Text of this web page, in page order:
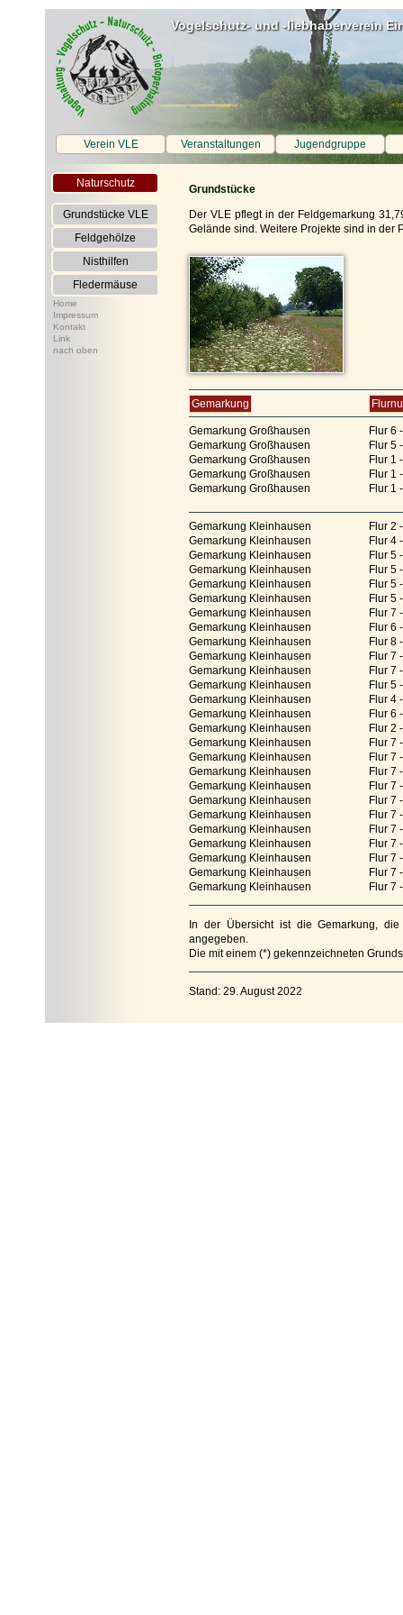
Vogelschutz- und -liebhaberverein
Verein VLE Veranstaltungen Jugendgruppe
Naturschutz
Grundstücke VLE
Feldgehölze
Nisthilfen
Fledermäuse
Home
Impressum
Kontakt
Link
nach oben
Grundstücke
Der VLE pflegt in der Feldgemarkung
Gelände sind. Weitere Projekte sind in der
Gemarkung
Gemarkung Großhausen
Gemarkung Großhausen
Gemarkung Großhausen
Gemarkung Großhausen
Gemarkung Großhausen
Flur 6
Flur 5
Flur 1
Flur 1
Flur 1
Gemarkung Kleinhausen
Gemarkung Kleinhausen
Gemarkung Kleinhausen
Gemarkung Kleinhausen
Gemarkung Kleinhausen
Gemarkung Kleinhausen
Gemarkung Kleinhausen
Gemarkung Kleinhausen
Gemarkung Kleinhausen
Gemarkung Kleinhausen
Gemarkung Kleinhausen
Gemarkung Kleinhausen
Gemarkung Kleinhausen
Gemarkung Kleinhausen
Gemarkung Kleinhausen
Gemarkung Kleinhausen
Gemarkung Kleinhausen
Gemarkung Kleinhausen
Gemarkung Kleinhausen
Gemarkung Kleinhausen
Gemarkung Kleinhausen
Gemarkung Kleinhausen
Gemarkung Kleinhausen
Gemarkung Kleinhausen
Gemarkung Kleinhausen
Gemarkung Kleinhausen
Flur 2
Flur 4
Flur 5
Flur 5
Flur 5
Flur 5
Flur 7
Flur 6
Flur 8
Flur 7
Flur 7
Flur 5
Flur 4
Flur 6
Flur 2
Flur 7
Flur 7
Flur 7
Flur 7
Flur 7
Flur 7
Flur 7
Flur 7
Flur 7
Flur 7
Flur 7
In der Übersicht ist die Gemarkung,
angegeben.
Die mit einem (*) gekennzeichneten
Stand: 29. August 2022